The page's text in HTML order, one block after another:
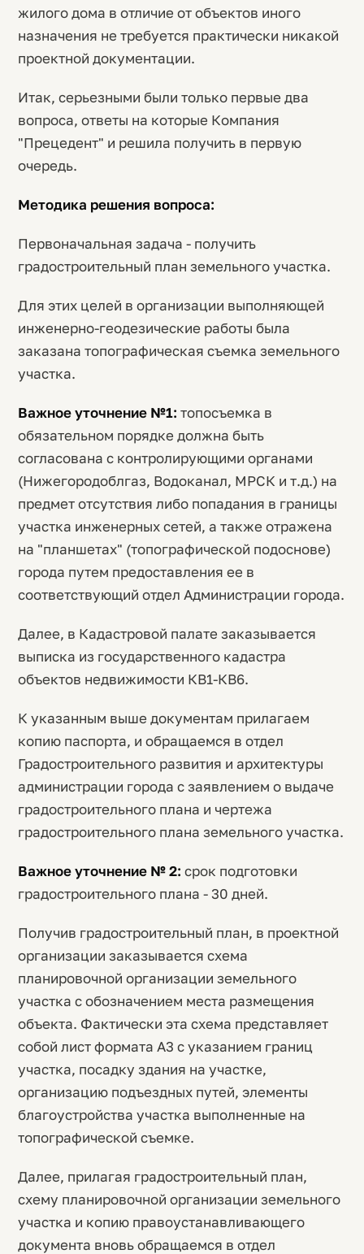
жилого дома в отличие от объектов иного
назначения не требуется практически никакой
проектной документации.
Итак, серьезными были только первые два
вопроса, ответы на которые Компания
"Прецедент" и решила получить в первую
очередь.
Методика решения вопроса:
Первоначальная задача - получить
градостроительный план земельного участка.
Для этих целей в организации выполняющей
инженерно-геодезические работы была
заказана топографическая съемка земельного
участка.
Важное уточнение №1: топосъемка в
обязательном порядке должна быть
согласована с контролирующими органами
(Нижегородоблгаз, Водоканал, МРСК и т.д.) на
предмет отсутствия либо попадания в границы
участка инженерных сетей, а также отражена
на "планшетах" (топографической подоснове)
города путем предоставления ее в
соответствующий отдел Администрации города.
Далее, в Кадастровой палате заказывается
выписка из государственного кадастра
объектов недвижимости КВ1-КВ6.
К указанным выше документам прилагаем
копию паспорта, и обращаемся в отдел
Градостроительного развития и архитектуры
администрации города с заявлением о выдаче
градостроительного плана и чертежа
градостроительного плана земельного участка.
Важное уточнение № 2: срок подготовки
градостроительного плана - 30 дней.
Получив градостроительный план, в проектной
организации заказывается схема
планировочной организации земельного
участка с обозначением места размещения
объекта. Фактически эта схема представляет
собой лист формата А3 с указанием границ
участка, посадку здания на участке,
организацию подъездных путей, элементы
благоустройства участка выполненные на
топографической съемке.
Далее, прилагая градостроительный план,
схему планировочной организации земельного
участка и копию правоустанавливающего
документа вновь обращаемся в отдел